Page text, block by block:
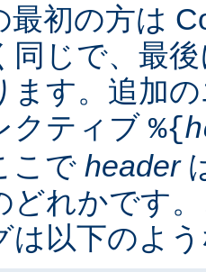
最初の方は
同じで、最
ます。追加
クティブ %{
こで header
どれかです
は以下のよ